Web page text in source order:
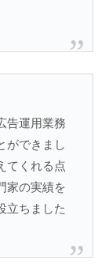
告運用業務
ができまし
てくれる点
家の実績を
立ちました